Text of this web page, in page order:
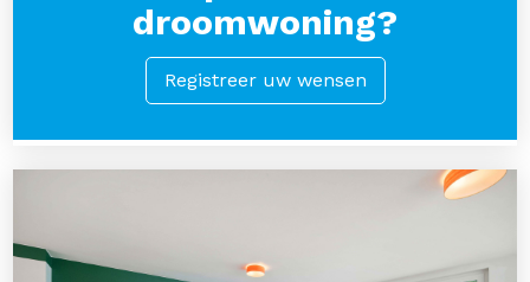
droomwoning?
Registreer uw wensen